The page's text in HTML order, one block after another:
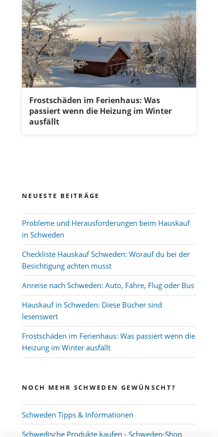
Frostschäden im Ferienhaus: Was
passiert wenn die Heizung im Winter
ausfällt
NEUESTE BEITRÄGE
Probleme und Herausforderungen beim Hauskauf
in Schweden
Checkliste Hauskauf Schweden: Worauf du bei der
Besichtigung achten musst
Anreise nach Schweden: Auto, Fähre, Flug oder Bus
Hauskauf in Schweden: Diese Bücher sind
lesenswert
Frostschäden im Ferienhaus: Was passiert wenn die
Heizung im Winter ausfällt
NOCH MEHR SCHWEDEN GEWÜNSCHT?
Schweden Tipps & Informationen
Schwedische Produkte kaufen - Schweden-Shop